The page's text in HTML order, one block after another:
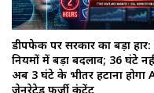
डीपफेक पर सरकार का बड़ा
नियमों में बड़ा बदलाव; 36 घंटे
अब 3 घंटे के भीतर हटाना होगा
जेनरेटेड फर्जी कंटेंट